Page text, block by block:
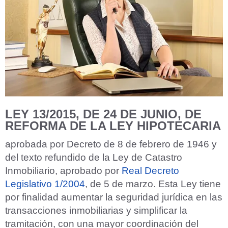
LEY 13/2015, DE 24 DE JUNIO, DE
REFORMA DE LA LEY HIPOTECARIA
aprobada por Decreto de 8 de febrero de 1946 y
del texto refundido de la Ley de Catastro
Inmobiliario, aprobado por Real Decreto
Legislativo 1/2004, de 5 de marzo. Esta Ley tiene
por finalidad aumentar la seguridad jurídica en las
transacciones inmobiliarias y simplificar la
tramitación, con una mayor coordinación del